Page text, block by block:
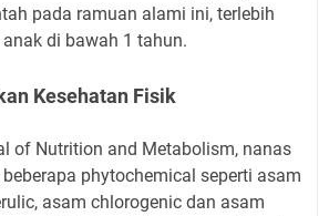
pada ramuan alami ini, terlebih
di bawah 1 tahun.
Kesehatan Fisik
of Nutrition and Metabolism, nanas
phytochemical seperti asam
asam chlorogenic dan asam